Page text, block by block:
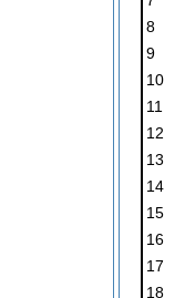
8
9
10
11
12
13
14
15
16
17
18